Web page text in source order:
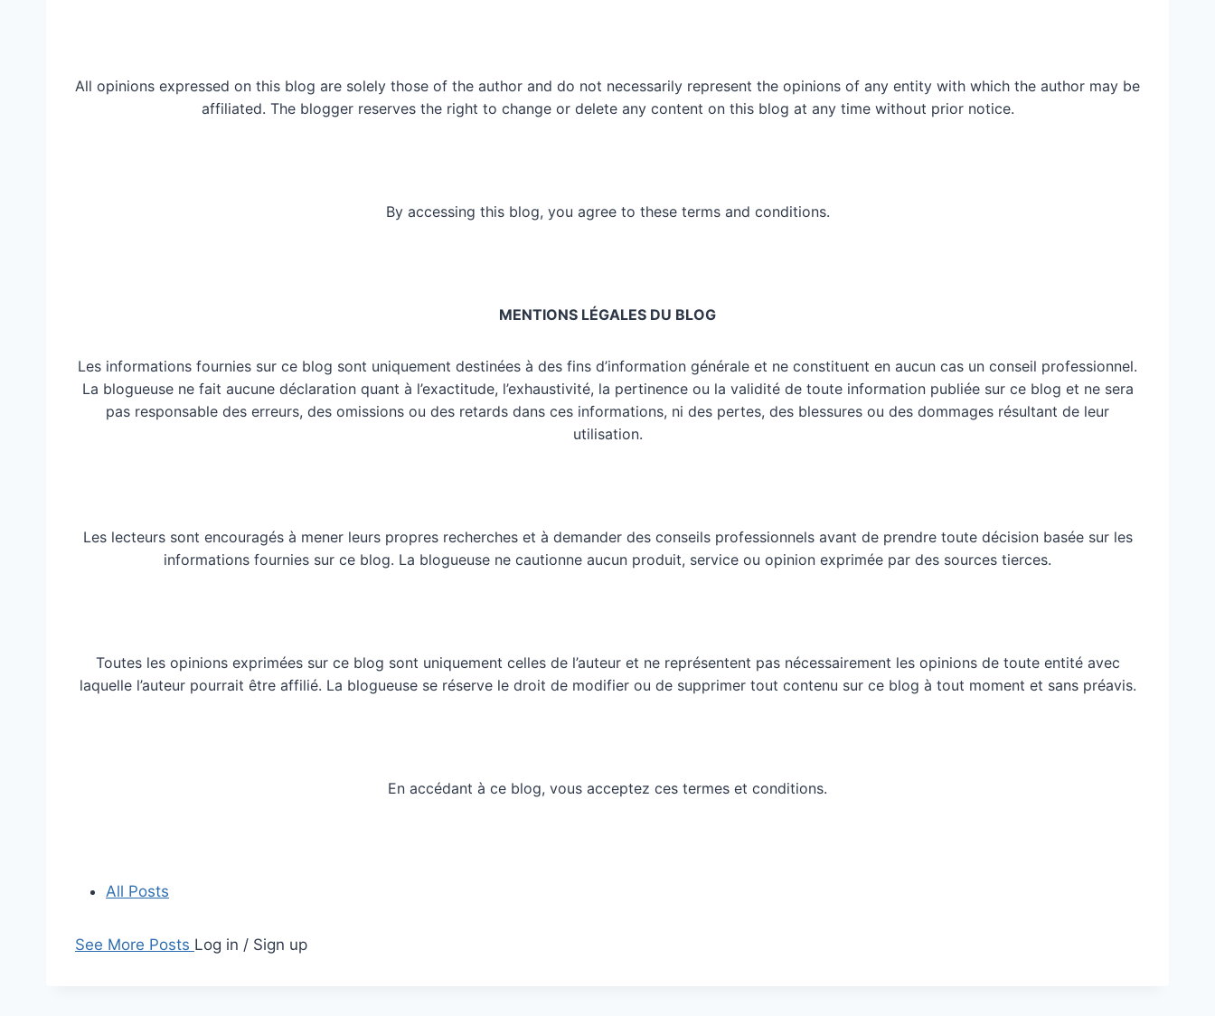
All opinions expressed on this blog are solely those of the author and do not necessarily represent the opinions of any entity with which the author may be
affiliated. The blogger reserves the right to change or delete any content on this blog at any time without prior notice.
By accessing this blog, you agree to these terms and conditions.
MENTIONS LÉGALES DU BLOG
Les informations fournies sur ce blog sont uniquement destinées à des fins d’information générale et ne constituent en aucun cas un conseil professionnel.
La blogueuse ne fait aucune déclaration quant à l’exactitude, l’exhaustivité, la pertinence ou la validité de toute information publiée sur ce blog et ne sera
pas responsable des erreurs, des omissions ou des retards dans ces informations, ni des pertes, des blessures ou des dommages résultant de leur
utilisation.
Les lecteurs sont encouragés à mener leurs propres recherches et à demander des conseils professionnels avant de prendre toute décision basée sur les
informations fournies sur ce blog. La blogueuse ne cautionne aucun produit, service ou opinion exprimée par des sources tierces.
Toutes les opinions exprimées sur ce blog sont uniquement celles de l’auteur et ne représentent pas nécessairement les opinions de toute entité avec
laquelle l’auteur pourrait être affilié. La blogueuse se réserve le droit de modifier ou de supprimer tout contenu sur ce blog à tout moment et sans préavis.
En accédant à ce blog, vous acceptez ces termes et conditions.
All Posts
See More Posts Log in / Sign up